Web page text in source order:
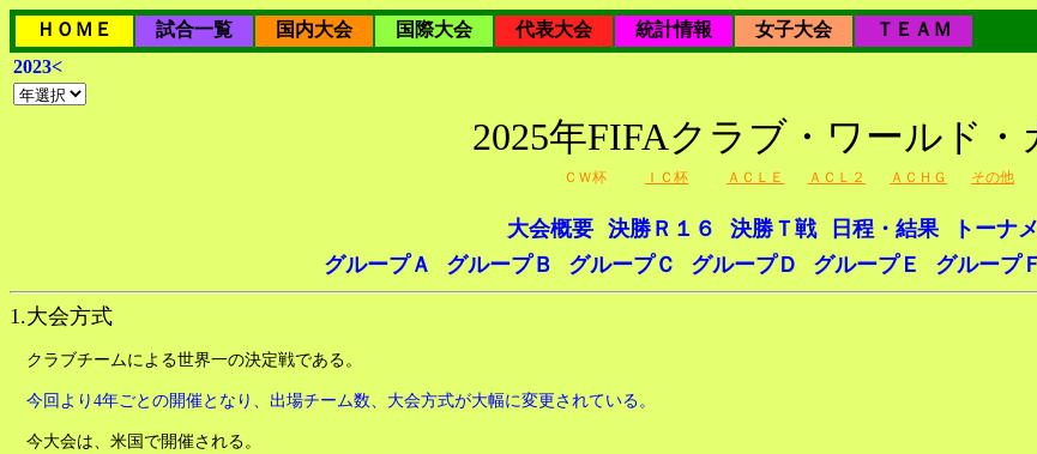
ＨＯＭＥ 試合一覧 国内大会 国際大会 代表大会 統計情報 女子大会 ＴＥＡＭ
2023<
2025年FIFAクラブ・ワールド・
ＣＷ杯 ＩＣ杯 ＡＣＬＥ ＡＣＬ２ ＡＣＨＧ その他
大会概要 決勝Ｒ１６ 決勝Ｔ戦 日程・結果
トーナ
グループＡ
グループＢ グループＣ グループＤ グループＥ グループＦ
1.大会方式
クラブチームによる世界一の決定戦である。
今回より4年ごとの開催となり、出場チーム数、大会方式が大幅に変更されている。
今大会は、米国で開催される。